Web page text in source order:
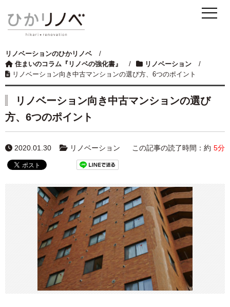
リノベーションのひかリノベ
/
住まいのコラム『リノベの強化書』
/ リノベーション
/
リノベーション向き中古マンションの選び方、6つのポイント
リノベーション向き中古マンションの選び
方、6つのポイント
2020.01.30 リノベーション この記事の読了時間：約 5分